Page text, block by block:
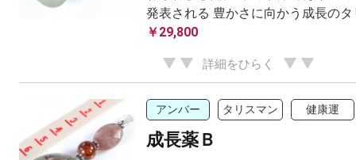
発表される 豊かさに向かう成長の
￥29,800
詳細をひらく
アンバー タリスマン 健康運
成長薬Ｂ